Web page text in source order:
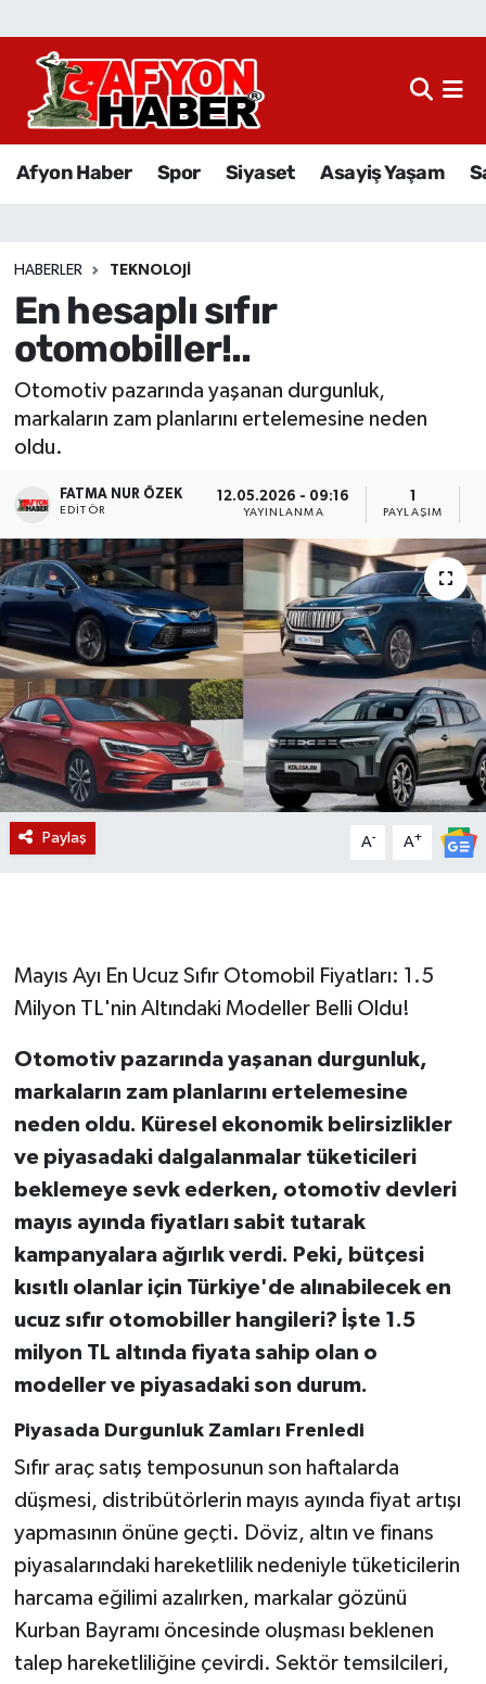
Afyon Haber Spor Siyaset Asayiş Yaşam
HABERLER TEKNOLOJI
En hesaplı sıfır
otomobiller!..
Otomotiv pazarında yaşanan durgunluk,
markaların zam planlarını ertelemesine neden
oldu.
FATMA NUR ÖZEK
EDITÖR
12.05.2026 - 09:16
YAYINLANMA PAYLAŞIM
Paylaş A- A+
Mayıs Ayı En Ucuz Sıfır Otomobil Fiyatları: 1.5
Milyon TL'nin Altındaki Modeller Belli Oldu!
Otomotiv pazarında yaşanan durgunluk,
markaların zam planlarını ertelemesine
neden oldu. Küresel ekonomik belirsizlikler
ve piyasadaki dalgalanmalar tüketicileri
beklemeye sevk ederken, otomotiv devleri
mayıs ayında fiyatları sabit tutarak
kampanyalara ağırlık verdi. Peki, bütçesi
kısıtlı olanlar için Türkiye'de alınabilecek en
ucuz sıfır otomobiller hangileri? İşte 1.5
milyon TL altında fiyata sahip olan o
modeller ve piyasadaki son durum.
Piyasada Durgunluk Zamları Frenledi
Sıfır araç satış temposunun son haftalarda
düşmesi, distribütörlerin mayıs ayında fiyat artışı
yapmasının önüne geçti. Döviz, altın ve finans
piyasalarındaki hareketlilik nedeniyle tüketicilerin
harcama eğilimi azalırken, markalar gözünü
Kurban Bayramı öncesinde oluşması beklenen
talep hareketliliğine çevirdi. Sektör temsilcileri,
Afyon Haber
Sağlık
Eğitim
Sivil Toplum
Etkinlikler